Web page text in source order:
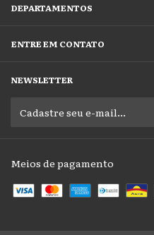
DEPARTAMENTOS
ENTRE EM CONTATO
NEWSLETTER
Meios de pagamento